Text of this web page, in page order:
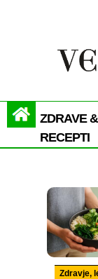
ZDRAVE
RECEPTI
Zdravje,